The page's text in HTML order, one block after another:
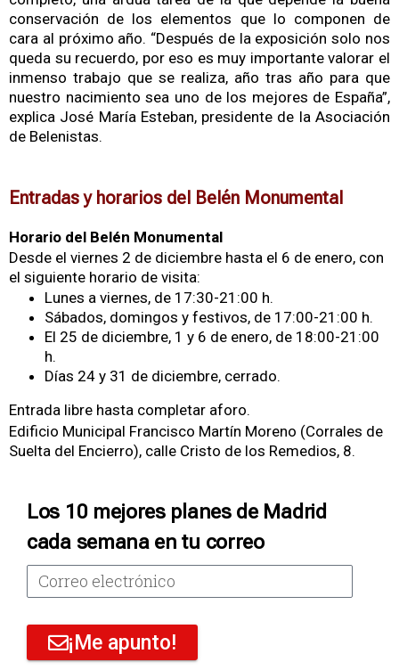
conservación de los elementos que lo componen de
cara al próximo año. “Después de la exposición solo nos
queda su recuerdo, por eso es muy importante valorar el
inmenso trabajo que se realiza, año tras año para que
nuestro nacimiento sea uno de los mejores de España”,
explica José María Esteban, presidente de la Asociación
de Belenistas.
Entradas y horarios del Belén Monumental
Horario del Belén Monumental
Desde el viernes 2 de diciembre hasta el 6 de enero, con
el siguiente horario de visita:
Lunes a viernes, de 17:30-21:00 h.
Sábados, domingos y festivos, de 17:00-21:00 h.
El 25 de diciembre, 1 y 6 de enero, de 18:00-21:00
h.
Días 24 y 31 de diciembre, cerrado.
Entrada libre hasta completar aforo.
Edificio Municipal Francisco Martín Moreno (Corrales de
Suelta del Encierro), calle Cristo de los Remedios, 8.
Los 10 mejores planes de Madrid
cada semana en tu correo
¡Me apunto!